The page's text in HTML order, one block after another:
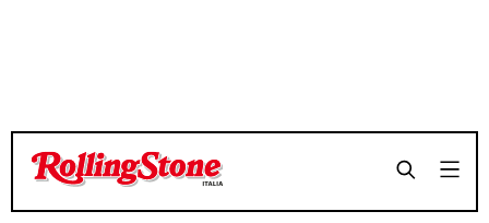
TEMPO DI LETTURA 17 MINUTI
TEMPO DI LETTURA 17 MINUTI